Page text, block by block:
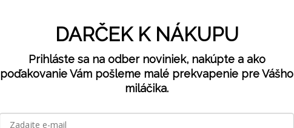
DARČEK K NÁKUPU
Prihláste sa na odber noviniek, nakúpte a ako
poďakovanie Vám pošleme malé prekvapenie pre Vášho
miláčika.